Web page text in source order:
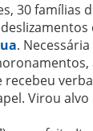
30 famílias
.
Virou